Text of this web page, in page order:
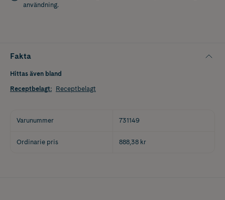
användning.
Fakta
Hittas även bland
Receptbelagt: Receptbelagt
Varunummer 731149
Ordinarie pris 888,38 kr